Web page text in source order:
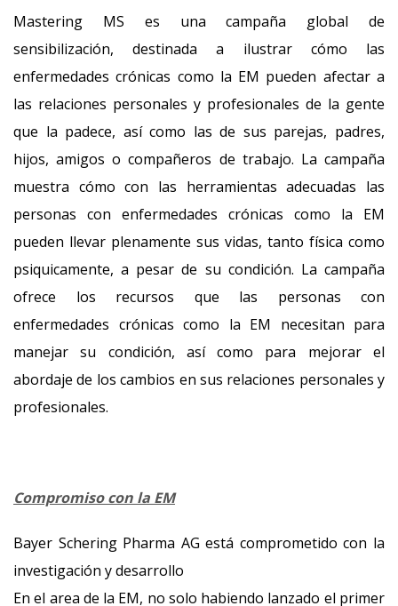
Mastering MS es una campaña global de
sensibilización, destinada a ilustrar cómo las
enfermedades crónicas como la EM pueden afectar a
las relaciones personales y profesionales de la gente
que la padece, así como las de sus parejas, padres,
hijos, amigos o compañeros de trabajo. La campaña
muestra cómo con las herramientas adecuadas las
personas con enfermedades crónicas como la EM
pueden llevar plenamente sus vidas, tanto física como
psiquicamente, a pesar de su condición. La campaña
ofrece los recursos que las personas con
enfermedades crónicas como la EM necesitan para
manejar su condición, así como para mejorar el
abordaje de los cambios en sus relaciones personales y
profesionales.
Compromiso con la EM
Bayer Schering Pharma AG está comprometido con la
investigación y desarrollo
En el area de la EM, no solo habiendo lanzado el primer